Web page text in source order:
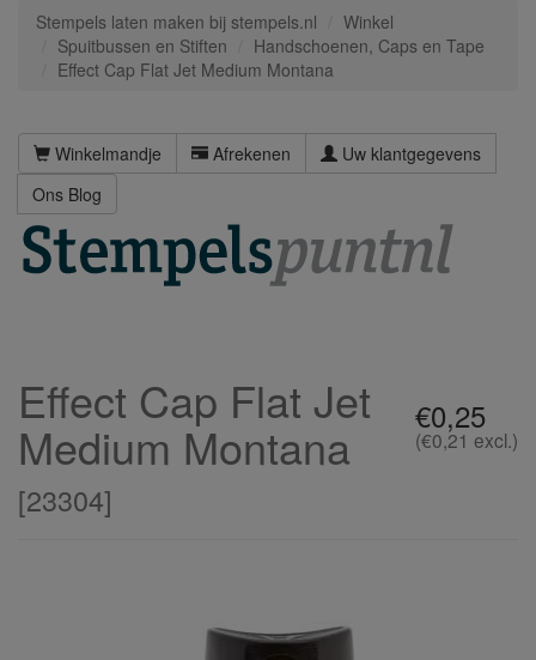
Stempels laten maken bij stempels.nl
Winkel
Spuitbussen en Stiften
Handschoenen, Caps en Tape
Effect Cap Flat Jet Medium Montana
Winkelmandje Afrekenen
Uw klantgegevens
Ons Blog
€0,25
(€0,21 excl.)
Effect Cap Flat Jet
Medium Montana
[23304]